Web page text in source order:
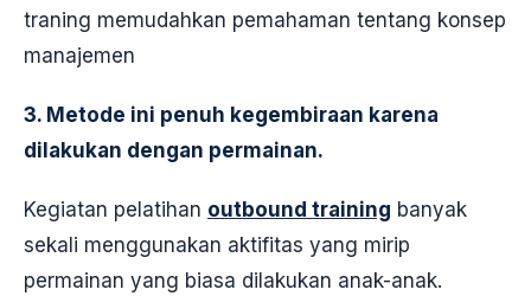
traning memudahkan pemahaman tentang konsep
manajemen
3. Metode ini penuh kegembiraan karena
dilakukan dengan permainan.
Kegiatan pelatihan outbound training banyak
sekali menggunakan aktifitas yang mirip
permainan yang biasa dilakukan anak-anak.